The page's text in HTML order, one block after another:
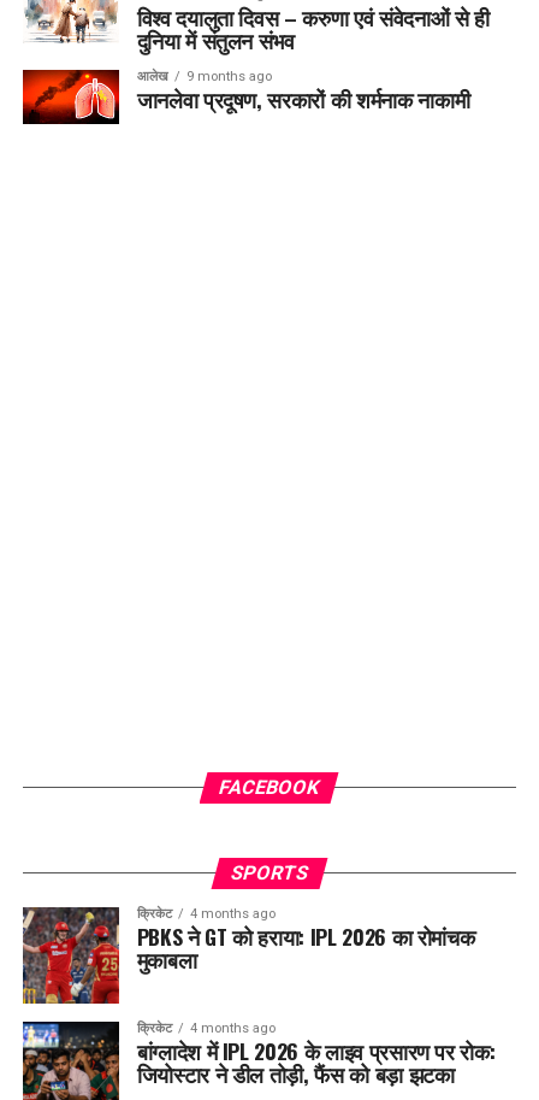
विश्व दयालुता दिवस – करुणा एवं संवेदनाओं से ही
दुनिया में संतुलन संभव
आलेख 9 months ago
जानलेवा प्रदूषण, सरकारों की शर्मनाक नाकामी
FACEBOOK
SPORTS
क्रिकेट 4 months ago
PBKS ने GT को हराया: IPL 2026 का रोमांचक
मुकाबला
क्रिकेट 4 months ago
बांग्लादेश में IPL 2026 के लाइव प्रसारण पर रोक:
जियोस्टार ने डील तोड़ी, फैंस को बड़ा झटका